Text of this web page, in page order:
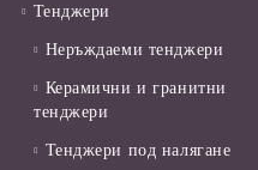
Тенджери
Неръждаеми тенджери
Керамични и гранитни
тенджери
Тенджери под налягане